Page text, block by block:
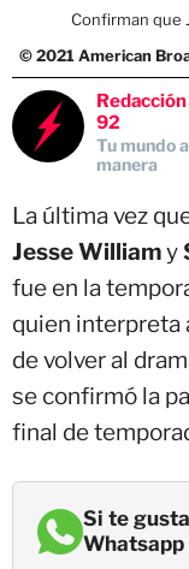
Confirman que
© 2021 American
92
Tu mundo
manera
La última vez
Jesse Williamy
fue en la
quien interpreta
de volver al
se confirmó la
final de
Si te